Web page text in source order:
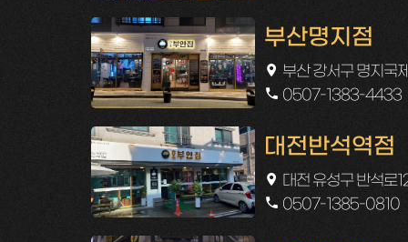
부산명지점
부산 강서구 명지국
0507-1383-4433
대전반석역점
대전 유성구 반석로
0507-1385-0810